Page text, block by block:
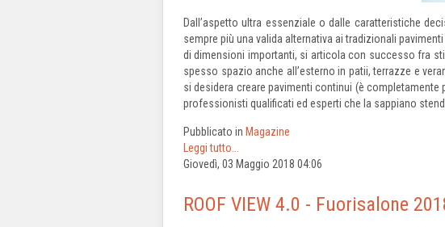
Dall’aspetto ultra essenziale o dalle caratteristiche
sempre più una valida alternativa ai tradizionali
di dimensioni importanti, si articola con successo fra
spesso spazio anche all’esterno in patii, terrazze e
si desidera creare pavimenti continui (è
professionisti qualificati ed esperti che la sappiano
Pubblicato in Magazine
Leggi tutto...
Giovedì, 03 Maggio 2018 04:06
ROOF VIEW 4.0 - Fuorisalone